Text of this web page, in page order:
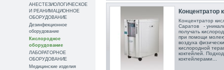
АНЕСТЕЗИОЛОГИЧЕСКОЕ
И РЕАНИМАЦИОННОЕ
ОБОРУДОВАНИЕ
Дезинфекционное
оборудование
Кислородное
оборудование
ЛАБОРАТОРНОЕ
ОБОРУДОВАНИЕ
Медицинские изделия
Концентратор
Концентратор
Саратов -
получать
при помощи
воздуха
кислородной
коктейлей.
коктейлерами...